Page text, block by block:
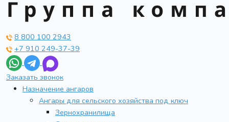
8 800 100 2943
+7 910 249-37-39
Заказать звонок
Назначение ангаров
Ангары для сельского хозяйства под ключ
Зернохранилища